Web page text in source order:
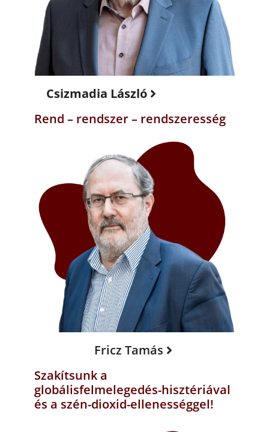
Csizmadia László
Rend – rendszer – rendszeresség
Fricz Tamás
Szakítsunk a
globálisfelmelegedés-hisztériával
és a szén-dioxid-ellenességgel!